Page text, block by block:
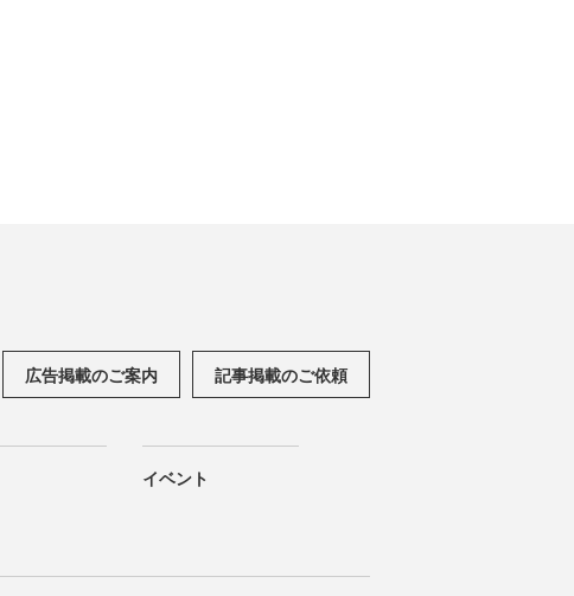
広告掲載のご案内 記事掲載のご依頼
イベント